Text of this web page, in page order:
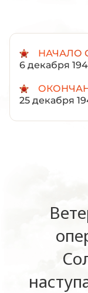
НАЧАЛО
6 декабря
25 декабря